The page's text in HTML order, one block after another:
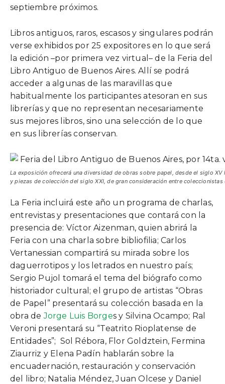
septiembre próximos.
Libros antiguos, raros, escasos y singulares podrán
verse exhibidos por 25 expositores en lo que será
la edición –por primera vez virtual– de la Feria del
Libro Antiguo de Buenos Aires. Allí se podrá
acceder a algunas de las maravillas que
habitualmente los participantes atesoran en sus
librerías y que no representan necesariamente
sus mejores libros, sino una selección de lo que
en sus librerías conservan.
La exposición ofrecerá una diversidad de obras sobre papel, desde el siglo
y piezas de colección del siglo XXI, de gran consideración entre coleccionistas
La Feria incluirá este año un programa de charlas,
entrevistas y presentaciones que contará con la
presencia de: Víctor Aizenman, quien abrirá la
Feria con una charla sobre bibliofilia; Carlos
Vertanessian compartirá su mirada sobre los
daguerrotipos y los letrados en nuestro país;
Sergio Pujol tomará el tema del biógrafo como
historiador cultural; el grupo de artistas “Obras
de Papel” presentará su colección basada en la
obra deJorge Luis Borges y Silvina Ocampo; Ral
Veroni presentará su “Teatrito Rioplatense de
Entidades”; Sol Rébora, Flor Goldztein, Fermina
Ziaurriz y Elena Padín hablarán sobre la
encuadernación, restauración y conservación
del libro; Natalia Méndez, Juan Olcese y Daniel